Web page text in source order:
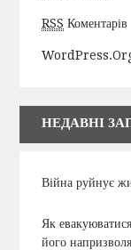
RSS Коментарів
НЕДАВНІ
Війна руйнує
Як
його